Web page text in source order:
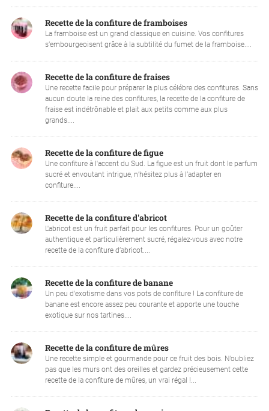
Recette de la confiture de framboises
La framboise est un grand classique en cuisine. Vos confitures
s’embourgeoisent grâce à la subtilité du fumet de la framboise....
Recette de la confiture de fraises
Une recette facile pour préparer la plus célébre des confitures. Sans
aucun doute la reine des confitures, la recette de la confiture de
fraise est indétrônable et plait aux petits comme aux plus
grands....
Recette de la confiture de figue
Une confiture à l'accent du Sud. La figue est un fruit dont le parfum
sucré et envoutant intrigue, n’hésitez plus à l’adapter en
confiture....
Recette de la confiture d'abricot
L'abricot est un fruit parfait pour les confitures. Pour un goûter
authentique et particulièrement sucré, régalez-vous avec notre
recette de la confiture d’abricot....
Recette de la confiture de banane
Un peu d'exotisme dans vos pots de confiture ! La confiture de
banane est encore assez peu courante et apporte une touche
exotique sur nos tartines....
Recette de la confiture de mûres
Une recette simple et gourmande pour ce fruit des bois. N’oubliez
pas que les murs ont des oreilles et gardez précieusement cette
recette de la confiture de mûres, un vrai régal !...